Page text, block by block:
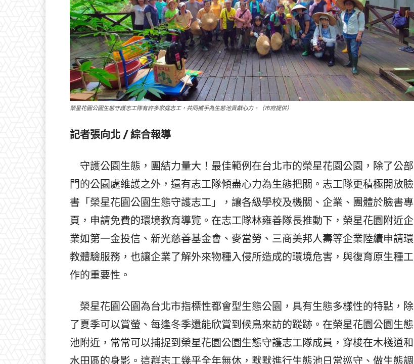
榮星花園公園生態守護志工隊有許多家庭志工，共同攜手為生態池貢獻心力。（市府提供）
記者張向北 / 綜合報導
守護公園生態，團結力量大！最佳範例在台北市的榮星花園公園，除了公部
門的公園處維護之外，還有志工隊傾盡心力為生態把關。志工隊更積極開放臉
書「榮星花園公園生態守護志工」，讓各級學校及機關、企業、團體於臉書專
頁，申請免費的環境教育導覽。在志工隊林雍善隊長推動下，榮星花園附近企
業如第一金投信、新光慈善基金會、麥當勞、三商美邦人壽等企業陸續申請環
教體驗服務，也讓企業了解外來物種入侵所造成的環境危害，與復育原生種工
作的重要性。
榮星花園公園為台北市指標性都會型生態公園，具有生態多樣性的特點，除
了夏季可以賞螢、每逢冬季還能欣賞到候鳥來訪的蹤跡。在榮星花園公園生態
池附近，常常可以捕捉到榮星花園公園生態守護志工隊成員，穿梭在木棧道和
水田區的身影。這群志工幾乎全年無休，默默進行生態池日常巡守、做生態調